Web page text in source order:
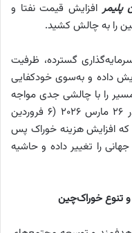
پلیمرافزایش قیمت نفتا و
را به چالش کشید.
گسترده، ظرفیت
داده و به‌سوی خودکفایی
را با چالشی جدی مواجه
کرده است. در نشست WPC 2026 که در ۲۶ مارس ۲۰۲۶ (۶ فروردین
که افزایش هزینه خوراک پس
را تغییر داده و حاشیه
تنوع خوراکچین